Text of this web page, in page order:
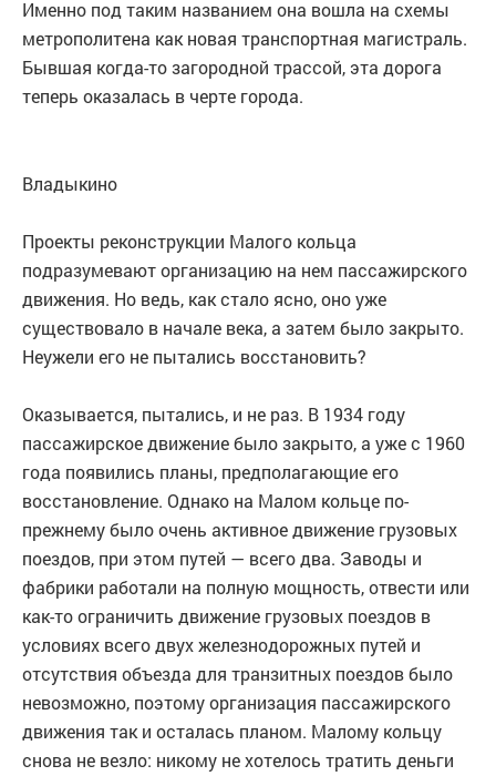
Именно под таким названием она вошла на схемы
метрополитена как новая транспортная магистраль.
Бывшая когда-то загородной трассой, эта дорога
теперь оказалась в черте города.
Владыкино
Проекты реконструкции Малого кольца
подразумевают организацию на нем пассажирского
движения. Но ведь, как стало ясно, оно уже
существовало в начале века, а затем было закрыто.
Неужели его не пытались восстановить?
Оказывается, пытались, и не раз. В 1934 году
пассажирское движение было закрыто, а уже с 1960
года появились планы, предполагающие его
восстановление. Однако на Малом кольце по-
прежнему было очень активное движение грузовых
поездов, при этом путей — всего два. Заводы и
фабрики работали на полную мощность, отвести или
как-то ограничить движение грузовых поездов в
условиях всего двух железнодорожных путей и
отсутствия объезда для транзитных поездов было
невозможно, поэтому организация пассажирского
движения так и осталась планом. Малому кольцу
снова не везло: никому не хотелось тратить деньги